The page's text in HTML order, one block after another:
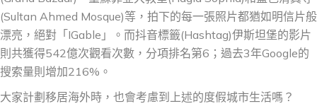
(Sultan Ahmed Mosque)等，拍下的每一張照片都猶如明信片般
漂亮，絕對「IGable」。而抖音標籤(Hashtag)伊斯坦堡的影片
則共獲得542億次觀看次數，分項排名第6；過去3年Google的
搜索量則增加216%。
大家計劃移居海外時，也會考慮到上述的度假城市生活嗎？